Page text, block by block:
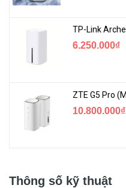
6.250.000₫
10.800.000₫
Thông số kỹ thuật